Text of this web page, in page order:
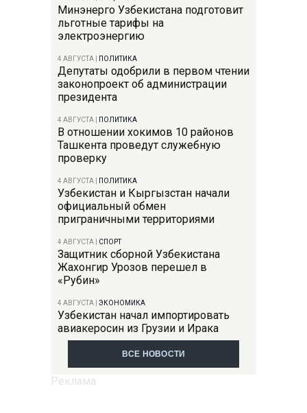
Минэнерго Узбекистана подготовит
льготные тарифы на
электроэнергию
4 АВГУСТА ПОЛИТИКА
Депутаты одобрили в первом чтении
законопроект об администрации
президента
4 АВГУСТА ПОЛИТИКА
В отношении хокимов 10 районов
Ташкента проведут служебную
проверку
4 АВГУСТА ПОЛИТИКА
Узбекистан и Кыргызстан начали
официальный обмен
приграничными территориями
4 АВГУСТА СПОРТ
Защитник сборной Узбекистана
Жахонгир Урозов перешел в
«Рубин»
4 АВГУСТА ЭКОНОМИКА
Узбекистан начал импортировать
авиакеросин из Грузии и Ирака
ВСЕ НОВОСТИ